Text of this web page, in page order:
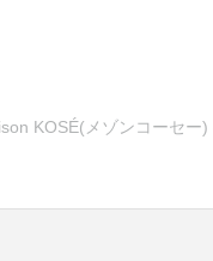
KOSÉ(メゾンコーセ